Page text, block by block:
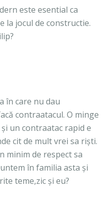
este esential ca
la jocul de constructie.
în care nu dau
contraatacul. O minge
un contraatac rapid e
cit de mult vrei sa riști.
minim de respect sa
în familia asta și
teme,zic și eu?